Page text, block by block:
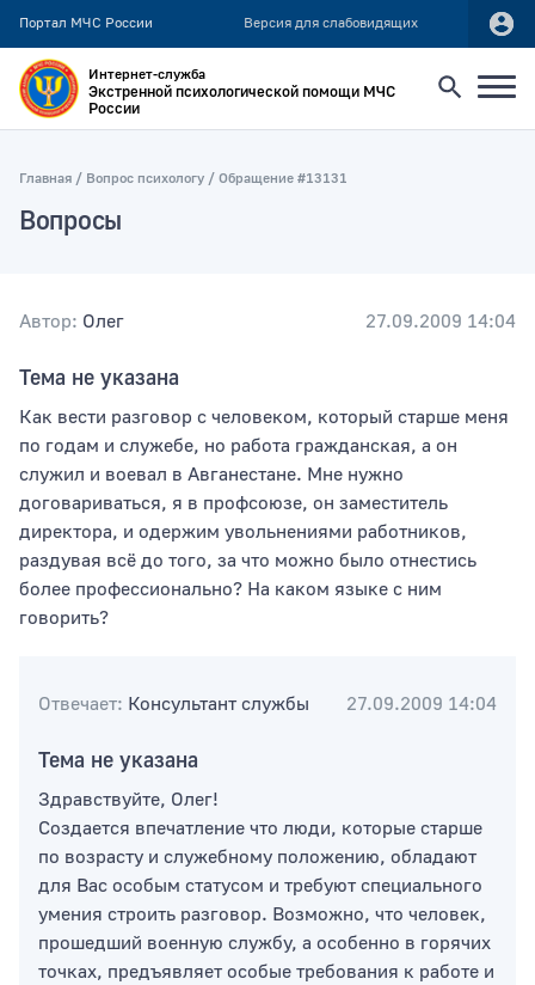
Портал МЧС России Версия для слабовидящих
Искать по:
Публикация не ранее
Публикация не позднее
Тип раздела
Сортировать по
Интернет-служба
Экстренной психологической помощи МЧС
России
Главная Вопрос психологу Обращение #13131
Вопросы
Автор: Олег 27.09.2009 14:04
Тема не указана
Как вести разговор с человеком, который старше меня
по годам и служебе, но работа гражданская, а он
служил и воевал в Авганестане. Мне нужно
договариваться, я в профсоюзе, он заместитель
директора, и одержим увольнениями работников,
раздувая всё до того, за что можно было отнестись
более профессионально? На каком языке с ним
говорить?
Отвечает: Консультант службы 27.09.2009 14:04
Тема не указана
Здравствуйте, Олег!
Создается впечатление что люди, которые старше
по возрасту и служебному положению, обладают
для Вас особым статусом и требуют специального
умения строить разговор. Возможно, что человек,
прошедший военную службу, а особенно в горячих
точках, предъявляет особые требования к работе и